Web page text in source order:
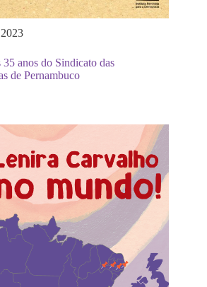
anos do Sindicato das
de Pernambuco